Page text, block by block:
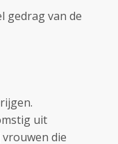
gedrag van de
uit
die